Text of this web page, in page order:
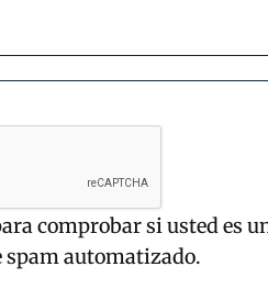
comprobar si usted es
spam automatizado.